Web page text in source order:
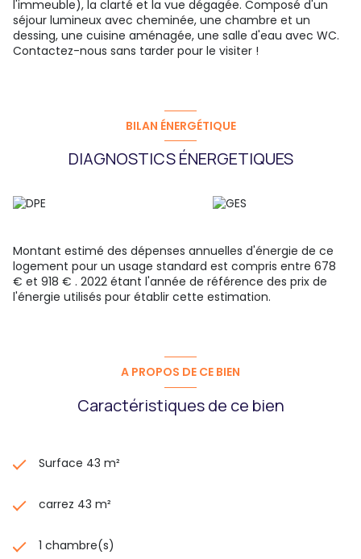
l'immeuble), la clarté et la vue dégagée. Composé d'un
séjour lumineux avec cheminée, une chambre et un
dessing, une cuisine aménagée, une salle d'eau avec WC.
Contactez-nous sans tarder pour le visiter !
BILAN ÉNERGÉTIQUE
DIAGNOSTICS ÉNERGETIQUES
Montant estimé des dépenses annuelles d'énergie de ce
logement pour un usage standard est compris entre 678
€ et 918 € . 2022 étant l'année de référence des prix de
l'énergie utilisés pour établir cette estimation.
A PROPOS DE CE BIEN
Caractéristiques de ce bien
Surface 43 m²
carrez 43 m²
1 chambre(s)